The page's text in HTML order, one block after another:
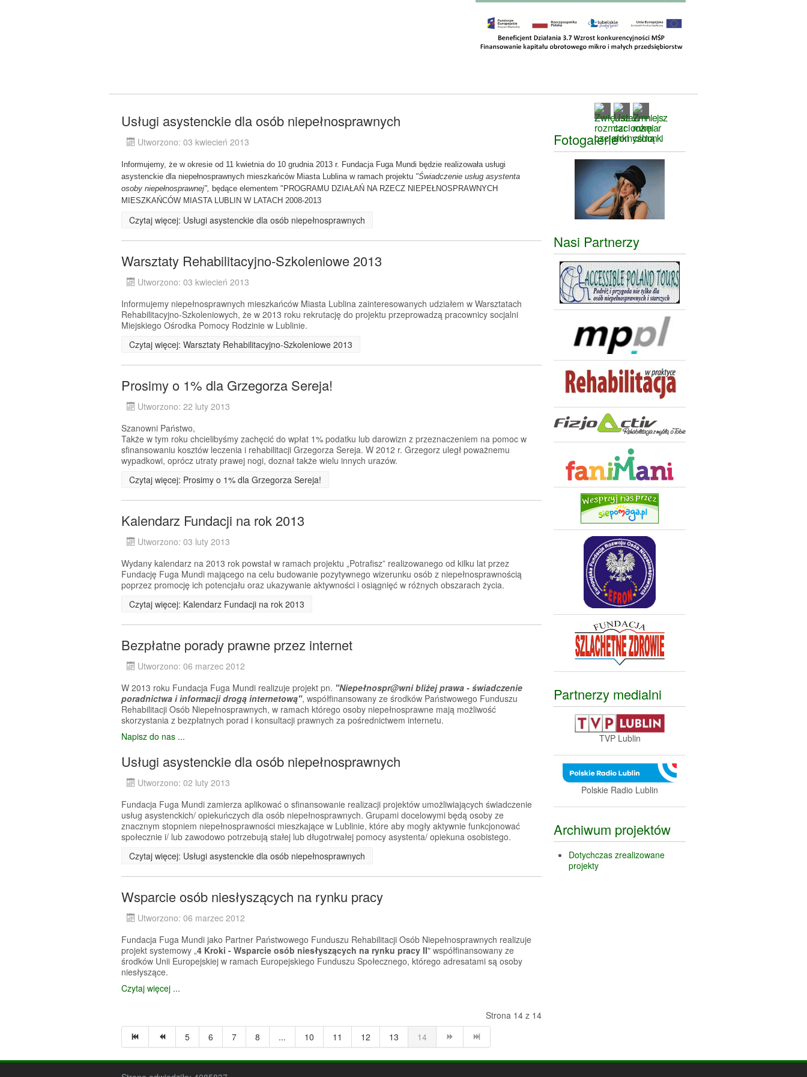
Usługi asystenckie dla osób niepełnosprawnych
Utworzono: 03 kwiecień 2013
Informujemy, że w okresie od 11 kwietnia do 10 grudnia 2013 r. Fundacja Fuga Mundi będzie realizowała usługi
asystenckie dla niepełnosprawnych mieszkańców Miasta Lublina w ramach projektu "Świadczenie usług asystenta
osoby niepełnosprawnej", będące elementem "PROGRAMU DZIAŁAŃ NA RZECZ NIEPEŁNOSPRAWNYCH
MIESZKAŃCÓW MIASTA LUBLIN W LATACH 2008-2013
Czytaj więcej: Usługi asystenckie dla osób niepełnosprawnych
Warsztaty Rehabilitacyjno-Szkoleniowe 2013
Utworzono: 03 kwiecień 2013
Informujemy niepełnosprawnych mieszkańców Miasta Lublina zainteresowanych udziałem w Warsztatach
Rehabilitacyjno-Szkoleniowych, że w 2013 roku rekrutację do projektu przeprowadzą pracownicy socjalni
Miejskiego Ośrodka Pomocy Rodzinie w Lublinie.
Czytaj więcej: Warsztaty Rehabilitacyjno-Szkoleniowe 2013
Prosimy o 1% dla Grzegorza Sereja!
Utworzono: 22 luty 2013
Szanowni Państwo,
Także w tym roku chcielibyśmy zachęcić do wpłat 1% podatku lub darowizn z przeznaczeniem na pomoc w
sfinansowaniu kosztów leczenia i rehabilitacji Grzegorza Sereja. W 2012 r. Grzegorz uległ poważnemu
wypadkowi, oprócz utraty prawej nogi, doznał także wielu innych urazów.
Czytaj więcej: Prosimy o 1% dla Grzegorza Sereja!
Kalendarz Fundacji na rok 2013
Utworzono: 03 luty 2013
Wydany kalendarz na 2013 rok powstał w ramach projektu „Potrafisz” realizowanego od kilku lat przez
Fundację Fuga Mundi mającego na celu budowanie pozytywnego wizerunku osób z niepełnosprawnością
poprzez promocję ich potencjału oraz ukazywanie aktywności i osiągnięć w różnych obszarach życia.
Czytaj więcej: Kalendarz Fundacji na rok 2013
Bezpłatne porady prawne przez internet
Utworzono: 06 marzec 2012
W 2013 roku Fundacja Fuga Mundi realizuje projekt pn. "Niepełnospr@wni bliżej prawa - świadczenie
poradnictwa i informacji drogą internetową", współfinansowany ze środków Państwowego Funduszu
Rehabilitacji Osób Niepełnosprawnych, w ramach którego osoby niepełnosprawne mają możliwość
skorzystania z bezpłatnych porad i konsultacji prawnych za pośrednictwem internetu.
Napisz do nas ...
Usługi asystenckie dla osób niepełnosprawnych
Utworzono: 02 luty 2013
Fundacja Fuga Mundi zamierza aplikować o sfinansowanie realizacji projektów umożliwiających świadczenie
usług asystenckich/ opiekuńczych dla osób niepełnosprawnych. Grupami docelowymi będą osoby ze
znacznym stopniem niepełnosprawności mieszkające w Lublinie, które aby mogły aktywnie funkcjonować
społecznie i/ lub zawodowo potrzebują stałej lub długotrwałej pomocy asystenta/ opiekuna osobistego.
Czytaj więcej: Usługi asystenckie dla osób niepełnosprawnych
Wsparcie osób niesłyszących na rynku pracy
Utworzono: 06 marzec 2012
Fundacja Fuga Mundi jako Partner Państwowego Funduszu Rehabilitacji Osób Niepełnosprawnych realizuje
projekt systemowy „4 Kroki - Wsparcie osób niesłyszących na rynku pracy II" współfinansowany ze
środków Unii Europejskiej w ramach Europejskiego Funduszu Społecznego, którego adresatami są osoby
niesłyszące.
Czytaj więcej ...
Strona 14 z 14
5
6 7 8 ... 10 11 12 13 14
Fotogalerie
Nasi Partnerzy
Partnerzy medialni
TVP Lublin
Polskie Radio Lublin
Archiwum projektów
Dotychczas zrealizowane
projekty